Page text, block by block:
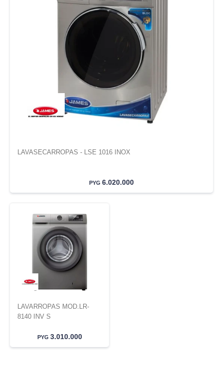
LAVASECARROPAS - LSE 1016 INOX
PYG 6.020.000
LAVARROPAS MOD.LR-
8140 INV S
PYG 3.010.000